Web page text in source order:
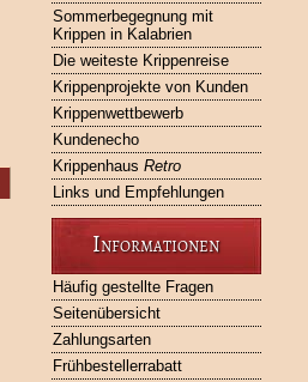
Sommerbegegnung mit
Krippen in Kalabrien
Die weiteste Krippenreise
Krippenprojekte von Kunden
Krippenwettbewerb
Kundenecho
Krippenhaus Retro
Links und Empfehlungen
Informationen
Häufig gestellte Fragen
Seitenübersicht
Zahlungsarten
Frühbestellerrabatt